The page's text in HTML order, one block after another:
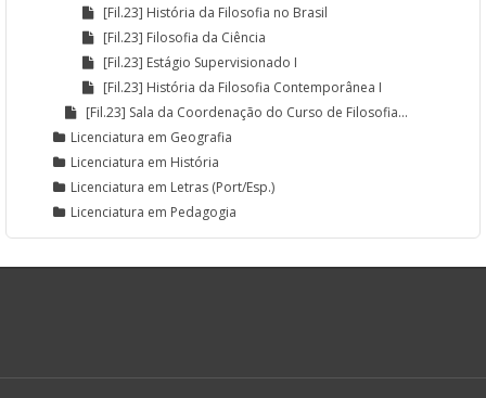
[Fil.23] História da Filosofia no Brasil
[Fil.23] Filosofia da Ciência
[Fil.23] Estágio Supervisionado I
[Fil.23] História da Filosofia Contemporânea I
[Fil.23] Sala da Coordenação do Curso de Filosofia...
Licenciatura em Geografia
Licenciatura em História
Licenciatura em Letras (Port/Esp.)
Licenciatura em Pedagogia